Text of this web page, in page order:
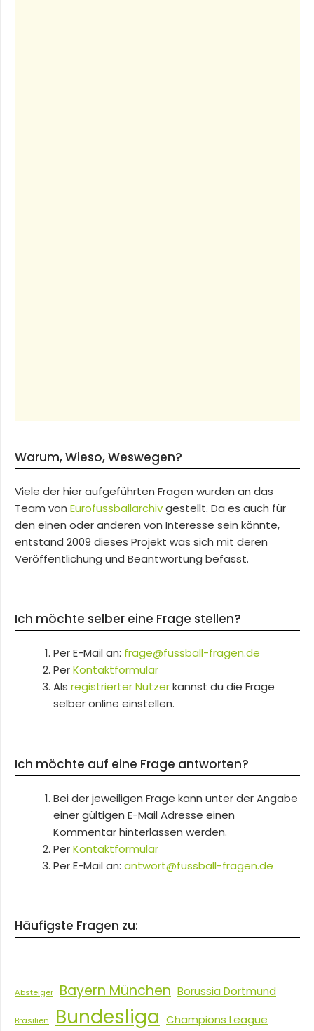
Warum, Wieso, Weswegen?
Viele der hier aufgeführten Fragen wurden an das
Team von Eurofussballarchivgestellt. Da es auch für
den einen oder anderen von Interesse sein könnte,
entstand 2009 dieses Projekt was sich mit deren
Veröffentlichung und Beantwortung befasst.
Ich möchte selber eine Frage stellen?
Per E-Mail an: frage@fussball-fragen.de
PerKontaktformular
Als registrierter Nutzerkannst du die Frage
selber online einstellen.
Ich möchte auf eine Frage antworten?
Bei der jeweiligen Frage kann unter der Angabe
einer gültigen E-Mail Adresse einen
Kommentar hinterlassen werden.
PerKontaktformular
Per E-Mail an: antwort@fussball-fragen.de
Häufigste Fragen zu:
Absteiger Bayern München Borussia Dortmund
Brasilien Bundesliga Champions League